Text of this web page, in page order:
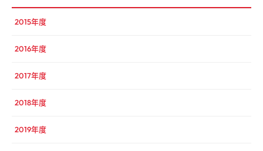
2015年度
2016年度
2017年度
2018年度
2019年度